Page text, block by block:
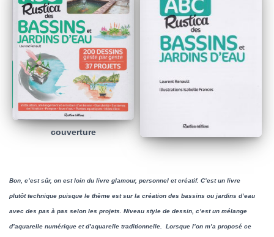
couverture
Bon, c’est sûr, on est loin du livre glamour, personnel et créatif. C’est un livre
plutôt technique puisque le thème est sur la création des bassins ou jardins d’eau
avec des pas à pas selon les projets. Niveau style de dessin, c’est un mélange
d’aquarelle numérique et d’aquarelle traditionnelle. Lorsque l’on m’a proposé ce